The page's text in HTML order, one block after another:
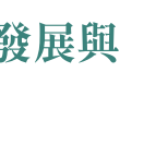
展與